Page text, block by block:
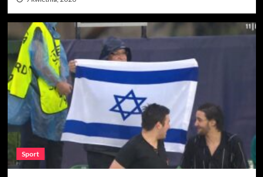
Sport